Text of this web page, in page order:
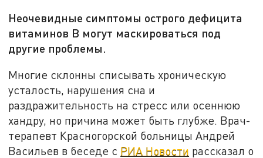
Неочевидные симптомы острого дефицита
витаминов B могут маскироваться под
другие проблемы.
Многие склонны списывать хроническую
усталость, нарушения сна и
раздражительность на стресс или осеннюю
хандру, но причина может быть глубже. Врач-
терапевт Красногорской больницы Андрей
Васильев в беседе с РИА Новости рассказал о